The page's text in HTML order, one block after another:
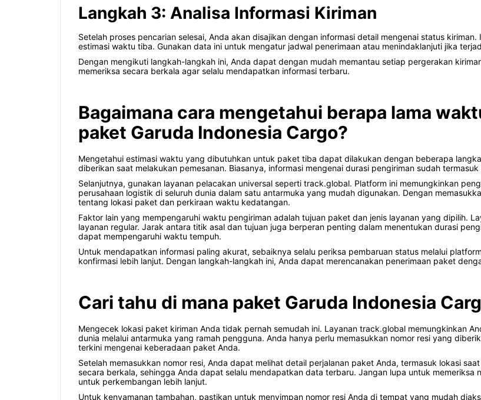
Langkah 3: Analisa Informasi Kiriman
Setelah proses pencarian selesai, Anda akan disajikan dengan informasi detail mengenai status
estimasi waktu tiba. Gunakan data ini untuk mengatur jadwal penerimaan atau menindaklanjuti jika
Dengan mengikuti langkah-langkah ini, Anda dapat dengan mudah memantau setiap pergerakan
memeriksa secara berkala agar selalu mendapatkan informasi terbaru.
Bagaimana cara mengetahui berapa lama
paket Garuda Indonesia Cargo?
Mengetahui estimasi waktu yang dibutuhkan untuk paket tiba dapat dilakukan dengan beberapa
diberikan saat melakukan pemesanan. Biasanya, informasi mengenai durasi pengiriman sudah
Selanjutnya, gunakan layanan pelacakan universal seperti track.global. Platform ini memungkinkan
perusahaan logistik di seluruh dunia dalam satu antarmuka yang mudah digunakan. Dengan
tentang lokasi paket dan perkiraan waktu kedatangan.
Faktor lain yang mempengaruhi waktu pengiriman adalah tujuan paket dan jenis layanan yang dipilih.
layanan regular. Jarak antara titik asal dan tujuan juga berperan penting dalam menentukan durasi
dapat mempengaruhi waktu tempuh.
Untuk mendapatkan informasi paling akurat, sebaiknya selalu periksa pembaruan status melalui
konfirmasi lebih lanjut. Dengan langkah-langkah ini, Anda dapat merencanakan penerimaan paket
Cari tahu di mana paket Garuda Indonesia
Mengecek lokasi paket kiriman Anda tidak pernah semudah ini. Layanan track.global memungkinkan
dunia melalui antarmuka yang ramah pengguna. Anda hanya perlu memasukkan nomor resi yang
terkini mengenai keberadaan paket Anda.
Setelah memasukkan nomor resi, Anda dapat melihat detail perjalanan paket Anda, termasuk lokasi
secara berkala, sehingga Anda dapat selalu mendapatkan data terbaru. Jangan lupa untuk memeriksa
untuk perkembangan lebih lanjut.
Untuk kenyamanan tambahan, pastikan untuk menyimpan nomor resi Anda di tempat yang mudah